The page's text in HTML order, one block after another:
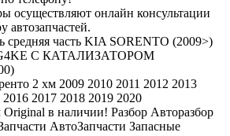
осуществляют онлайн консультации
автозапчастей.
средняя часть KIA SORENTO (2009>)
С КАТАЛИЗАТОРОМ
2 хм 2009 2010 2011 2012 2013
2016 2017 2018 2019 2020
в наличии! Разбор Авторазбор
АвтоЗапчасти Запасные